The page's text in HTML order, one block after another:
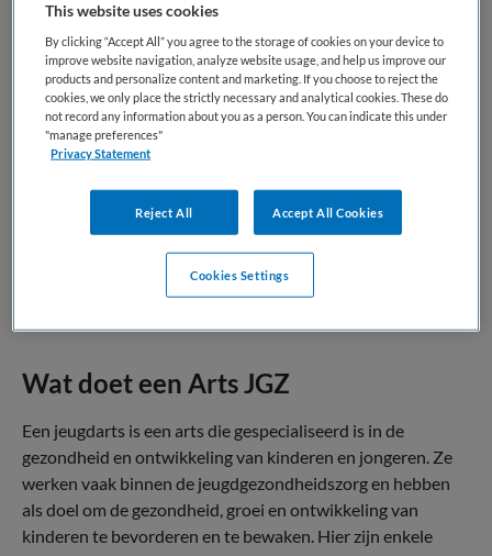
Naast directe patiëntenzorg zijn artsen JGZ vaak betrokken
bij collectieve preventieprogramma’s, zoals
vaccinatiecampagnes of voorlichting over gezonde
levensstijl. Het vak vereist een combinatie van medische
kennis, communicatieve vaardigheden en een
preventiegerichte aanpak. Artsen JGZ spelen een cruciale
kinderen en jongeren in de samenleving.
Terug naar boven
Wat doet een Arts JGZ
Een jeugdarts is een arts die gespecialiseerd is in de
gezondheid en ontwikkeling van kinderen en jongeren. Ze
werken vaak binnen de jeugdgezondheidszorg en hebben
als doel om de gezondheid, groei en ontwikkeling van
kinderen te bevorderen en te bewaken. Hier zijn enkele
This website uses cookies
By clicking “Accept All” you agree to the storage of cookies on your device to
improve website navigation, analyze website usage, and help us improve our
products and personalize content and marketing. If you choose to reject the
cookies, we only place the strictly necessary and analytical cookies. These do
not record any information about you as a person. You can indicate this under
"manage preferences"
Privacy Statement
Reject All Accept All Cookies
Cookies Settings